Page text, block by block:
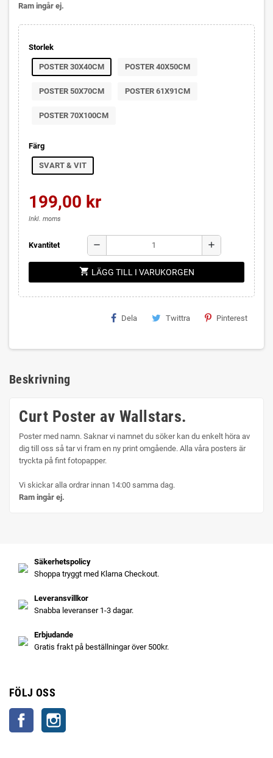
Ram ingår ej.
Storlek
POSTER 30X40CM POSTER 40X50CM
POSTER 50X70CM POSTER 61X91CM
POSTER 70X100CM
Färg
SVART & VIT
199,00 kr
Inkl. moms
Kvantitet remove add
shopping_cart LÄGG TILL I VARUKORGEN
Dela Twittra Pinterest
Beskrivning
Curt Poster av Wallstars.
Poster med namn. Saknar vi namnet du söker kan du enkelt höra av
dig till oss så tar vi fram en ny print omgående. Alla våra posters är
tryckta på fint fotopapper.
Vi skickar alla ordrar innan 14:00 samma dag.
Ram ingår ej.
Säkerhetspolicy
Shoppa tryggt med Klarna Checkout.
Leveransvillkor
Snabba leveranser 1-3 dagar.
Erbjudande
Gratis frakt på beställningar över 500kr.
FÖLJ OSS
Facebook